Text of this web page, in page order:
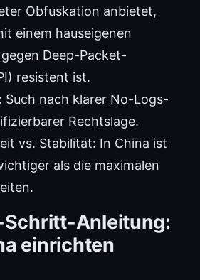
Obfuskation anbietet,
einem hauseigenen
Deep-Packet-
resistent ist.
Such nach klarer No-Logs-
Rechtslage.
vs. Stabilität: In China ist
als die maximalen
Anleitung:
einrichten